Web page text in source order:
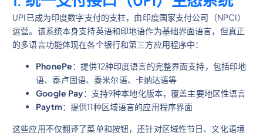
UPI已成为印度数字支付的支柱，由印度国家支付公司（NPCI）
运营。该系统本身支持英语和印地语作为基础界面语言，但真正
的多语言功能体现在各个银行和第三方应用程序中：
PhonePe：提供12种印度语言的完整界面支持，包括印地
语、泰卢固语、泰米尔语、卡纳达语等
Google Pay：支持9种本地化版本，覆盖主要地区性语言
Paytm：提供11种区域语言的应用程序界面
这些应用不仅翻译了菜单和按钮，还针对区域性节日、文化语境